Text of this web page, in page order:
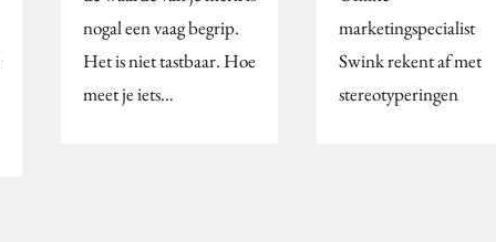
nogal een vaag begrip.
Het is niet tastbaar. Hoe
meet je iets…
marketingspecialist
Swink rekent af met
stereotyperingen